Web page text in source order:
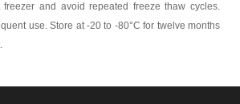
and avoid repeated freeze thaw cycles.
use. Store at -20 to -80°C for twelve months